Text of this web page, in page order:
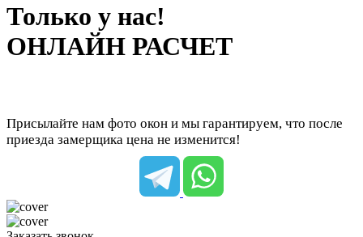
Только у нас!
ОНЛАЙН РАСЧЕТ
Присылайте нам фото окон и мы гарантируем, что после
приезда замерщика цена не изменится!